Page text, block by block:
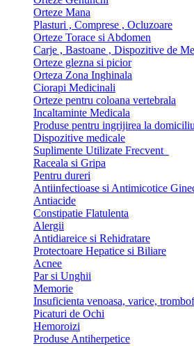
Orteze Mana
Plasturi , Comprese , Ocluzoare
Orteze Torace si Abdomen
Carje , Bastoane , Dispozitive de
Orteze glezna si picior
Orteza Zona Inghinala
Ciorapi Medicinali
Orteze pentru coloana vertebrala
Incaltaminte Medicala
Produse pentru ingrijirea la domiciliu
Dispozitive medicale
Suplimente Utilizate Frecvent
Raceala si Gripa
Pentru dureri
Antiinfectioase si Antimicotice
Antiacide
Constipatie Flatulenta
Alergii
Antidiareice si Rehidratare
Protectoare Hepatice si Biliare
Acnee
Par si Unghii
Memorie
Insuficienta venoasa, varice,
Picaturi de Ochi
Hemoroizi
Produse Antiherpetice